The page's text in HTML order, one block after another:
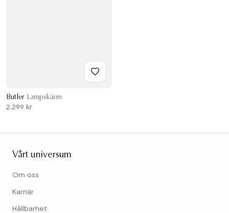
Butler Lampskärm
2.299 kr
Vårt universum
Om oss
Karriär
Hållbarhet